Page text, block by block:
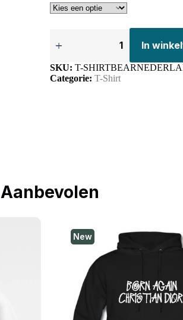
In
SKU: T-
Categorie: T-Shirt
Aanbevolen
New